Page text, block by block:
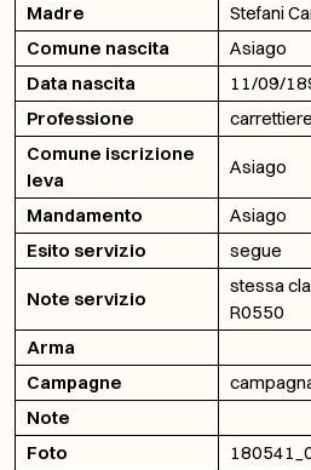
Madre
Stefani
Comune nascita
Asiago
Data nascita
11/09/
Professione
carrettiere
Comune iscrizione
leva
Asiago
Mandamento
Asiago
Esito servizio
segue
Note servizio
stessa
R0550
Arma
Campagne
Note
Foto